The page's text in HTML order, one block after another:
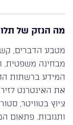
מה הנזק של
מטבע הדברים,
מבחינה משפטית.
המידע ברשתות
את האינטרנט
ציוץ בטוויטר,
ותגובות. פתאום